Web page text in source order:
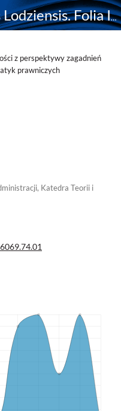
Acta Universitatis Lodziensis. Folia Iuridica
z perspektywy zagadnień
prawniczych
Katedra Teorii i